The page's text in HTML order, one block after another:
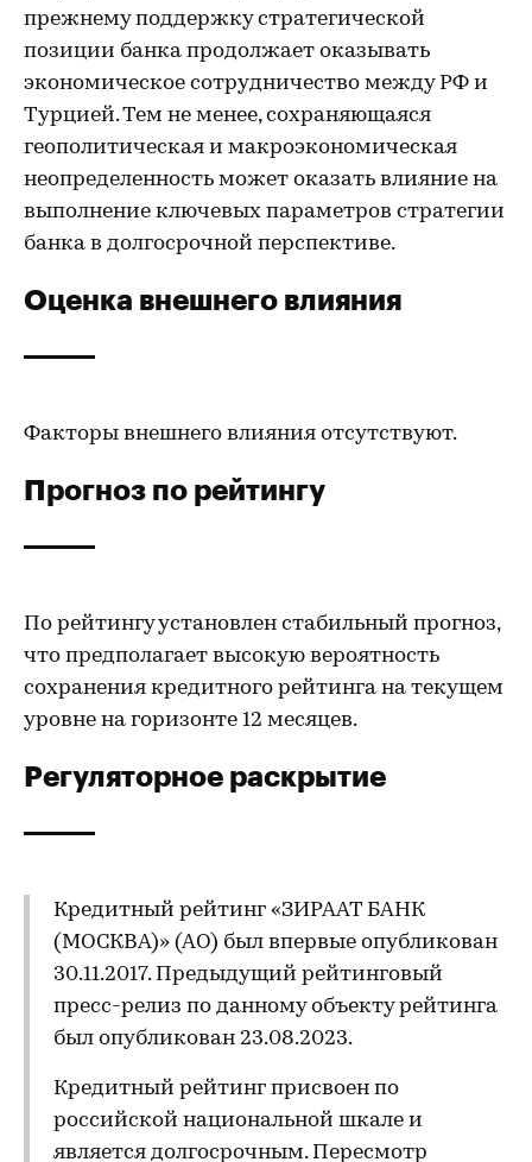
прежнему поддержку стратегической
позиции банка продолжает оказывать
экономическое сотрудничество между РФ и
Турцией. Тем не менее, сохраняющаяся
геополитическая и макроэкономическая
неопределенность может оказать влияние на
выполнение ключевых параметров стратегии
банка в долгосрочной перспективе.
Оценка внешнего влияния
Факторы внешнего влияния отсутствуют.
Прогноз по рейтингу
По рейтингу установлен стабильный прогноз,
что предполагает высокую вероятность
сохранения кредитного рейтинга на текущем
уровне на горизонте 12 месяцев.
Регуляторное раскрытие
Кредитный рейтинг «ЗИРААТ БАНК
(МОСКВА)» (АО) был впервые опубликован
30.11.2017. Предыдущий рейтинговый
пресс-релиз по данному объекту рейтинга
был опубликован 23.08.2023.
Кредитный рейтинг присвоен по
российской национальной шкале и
является долгосрочным. Пересмотр